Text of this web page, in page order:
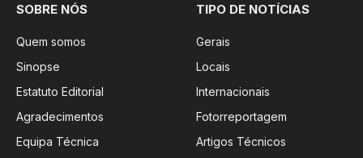
SOBRE NÓS
Quem somos
Sinopse
Estatuto Editorial
Agradecimentos
Equipa Técnica
TIPO DE NOTÍCIAS
Gerais
Locais
Internacionais
Fotorreportagem
Artigos Técnicos